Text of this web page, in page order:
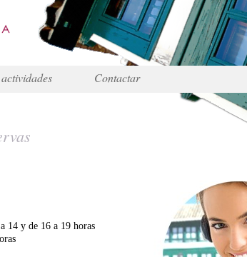
Contactar
14 y de 16 a 19 horas